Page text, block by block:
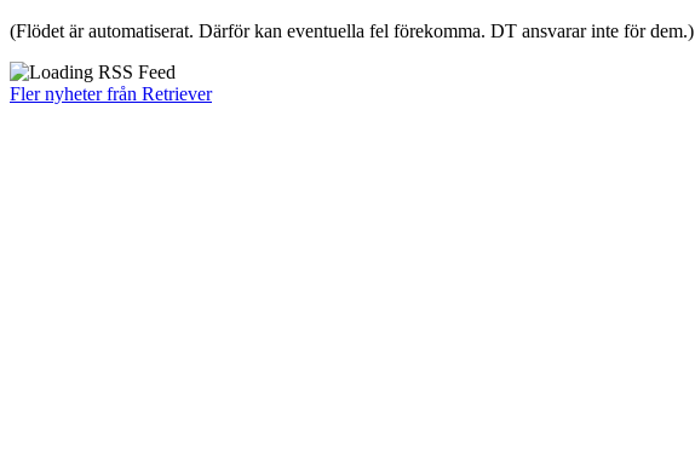
(Flödet är automatiserat. Därför kan eventuella fel förekomma. DT ansvarar inte för dem.)
Fler nyheter från Retriever